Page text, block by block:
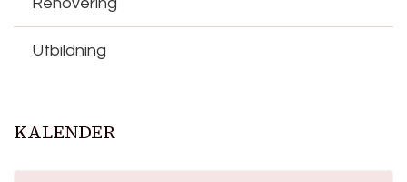
Renovering
Utbildning
KALENDER